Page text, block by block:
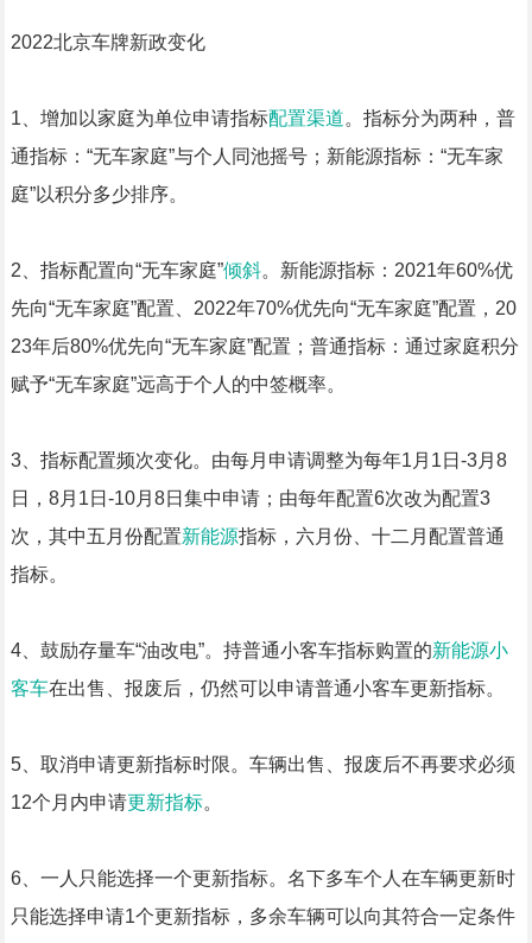
2022北京车牌新政变化
1、增加以家庭为单位申请指标配置渠道。指标分为两种，普
通指标：“无车家庭”与个人同池摇号；新能源指标：“无车家
庭”以积分多少排序。
2、指标配置向“无车家庭”倾斜。新能源指标：2021年60%优
先向“无车家庭”配置、2022年70%优先向“无车家庭”配置，20
23年后80%优先向“无车家庭”配置；普通指标：通过家庭积分
赋予“无车家庭”远高于个人的中签概率。
3、指标配置频次变化。由每月申请调整为每年1月1日-3月8
日，8月1日-10月8日集中申请；由每年配置6次改为配置3
次，其中五月份配置新能源指标，六月份、十二月配置普通
指标。
4、鼓励存量车“油改电”。持普通小客车指标购置的新能源小
客车在出售、报废后，仍然可以申请普通小客车更新指标。
5、取消申请更新指标时限。车辆出售、报废后不再要求必须
12个月内申请更新指标。
6、一人只能选择一个更新指标。名下多车个人在车辆更新时
只能选择申请1个更新指标，多余车辆可以向其符合一定条件